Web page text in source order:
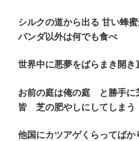
シルクの道から出る 甘い蜂
パンダ以外は何でも食べ
世界中に悪夢をばらまき開
お前の庭は俺の庭 と勝手に
皆 芝の肥やしにしてしまう
他国にカツアゲくらってば